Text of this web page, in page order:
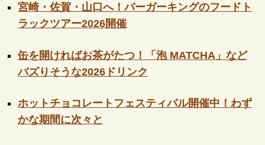
宮崎・佐賀・山口へ！バーガーキングのフードト
ラックツアー2026開催
缶を開ければお茶がたつ！「泡 MATCHA」など
バズりそうな2026ドリンク
ホットチョコレートフェスティバル開催中！わず
かな期間に次々と